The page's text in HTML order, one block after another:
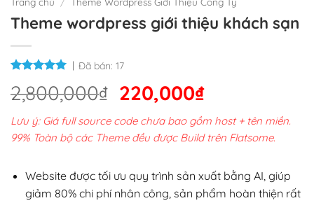
Theme wordpress giới thiệu khách sạn
Đã bán: 17
2,800,000₫ Giá
gốc
là:
2,800,000₫.
220,000₫Giá
hiện
tại
220,000₫.
Lưu ý: Giá full source code chưa bao gồm host + tên miền.
99% Toàn bộ các Theme đều được Build trên Flatsome.
Website được tối ưu quy trình sản xuất bằng AI, giúp
giảm 80% chi phí nhân công, sản phẩm hoàn thiện rất